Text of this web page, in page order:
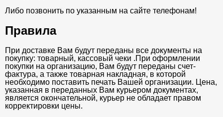
Либо позвонить по указанным на сайте телефонам!
Правила
При доставке Вам будут переданы все документы на
покупку: товарный, кассовый чеки .При оформлении
покупки на организацию, Вам будут переданы счет-
фактура, а также товарная накладная, в которой
необходимо поставить печать Вашей организации. Цена,
указанная в переданных Вам курьером документах,
является окончательной, курьер не обладает правом
корректировки цены.